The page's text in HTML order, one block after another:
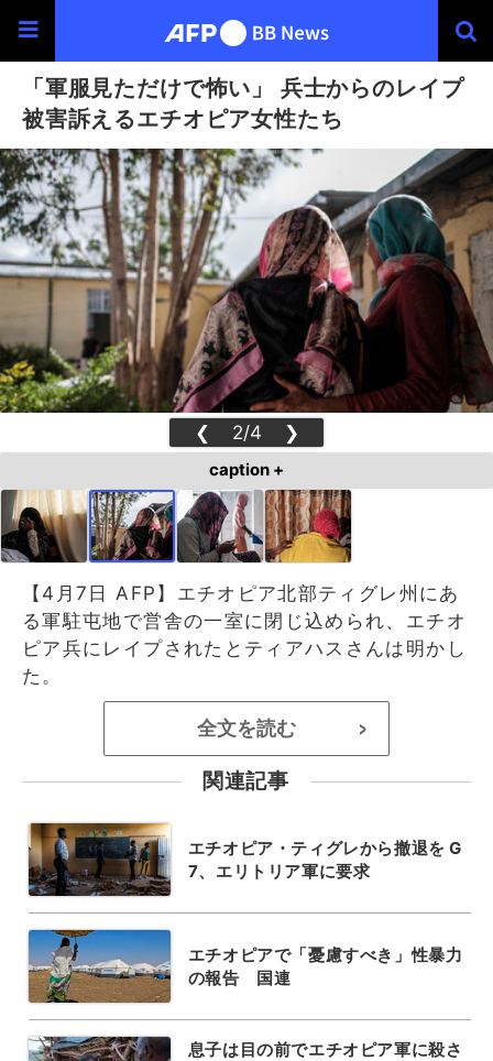
「軍服見ただけで怖い」 兵士からのレイプ
被害訴えるエチオピア女性たち
❮ 2/4 ❯
caption +
【4月7日 AFP】エチオピア北部ティグレ州にあ
る軍駐屯地で営舎の一室に閉じ込められ、エチオ
ピア兵にレイプされたとティアハスさんは明かし
た。
全文を読む >
関連記事
エチオピア・ティグレから撤退を G
7、エリトリア軍に要求
エチオピアで「憂慮すべき」性暴力
の報告 国連
息子は目の前でエチオピア軍に殺さ